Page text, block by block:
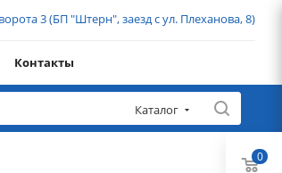
3 (БП "Штерн", заезд с ул. Плеханова, 8)
Контакты
Каталог
0